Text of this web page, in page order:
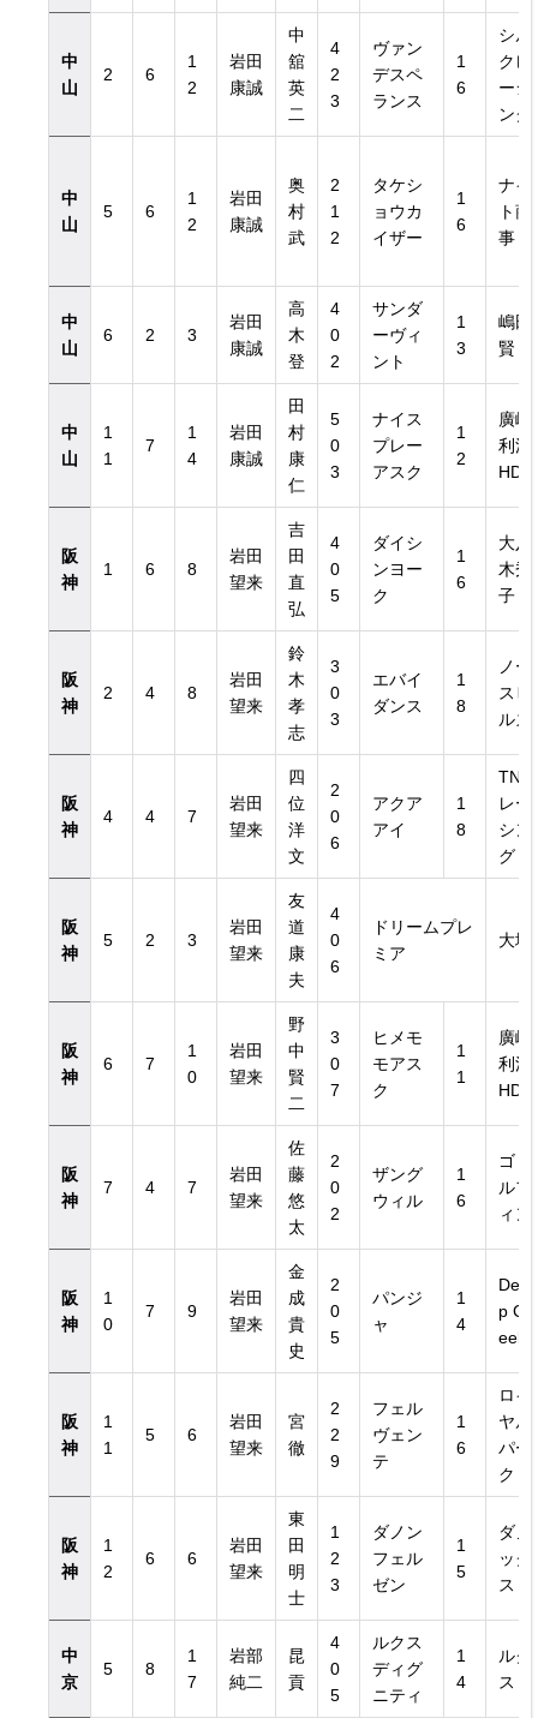
中
山
2 6
1
2
岩田
康誠
中
舘
英
二
4
2
3
ヴァン
デスペ
ランス
1
6
シル
クレ
ーシ
ング
中
山
5 6
1
2
岩田
康誠
奥
村
武
2
1
2
タケシ
ョウカ
イザー
1
6
ナイ
ト商
事
中
山
6 2 3
岩田
康誠
高
木
登
4
0
2
サンダ
ーヴィ
ント
1
3
嶋田
賢
中
山
1
1
7
1
4
岩田
康誠
田
村
康
仁
5
0
3
ナイス
プレー
アスク
1
2
廣崎
利洋
HD
阪
神
1 6 8
岩田
望来
吉
田
直
弘
4
0
5
ダイシ
ンヨー
ク
1
6
大八
木秀
子
阪
神
2 4 8
岩田
望来
鈴
木
孝
志
3
0
3
エバイ
ダンス
1
8
ノー
スヒ
ルズ
阪
神
4 4 7
岩田
望来
四
位
洋
文
2
0
6
アクア
アイ
1
8
TN
レー
シン
グ
阪
神
5 2 3
岩田
望来
友
道
康
夫
4
0
6
ドリームプレ
ミア
大塚
阪
神
6 7
1
0
岩田
望来
野
中
賢
二
3
0
7
ヒメモ
モアス
ク
1
1
廣崎
利洋
HD
阪
神
7 4 7
岩田
望来
佐
藤
悠
太
2
0
2
ザング
ウィル
1
6
ゴド
ルフ
ィン
阪
神
1
0
7 9
岩田
望来
金
成
貴
史
2
0
5
パンジ
ャ
1
4
Dee
p Cr
eek
阪
神
1
1
5 6
岩田
望来
宮
徹
2
2
9
フェル
ヴェン
テ
1
6
ロイ
ヤル
パー
ク
阪
神
1
2
6 6
岩田
望来
東
田
明
士
1
2
3
ダノン
フェル
ゼン
1
5
ダノ
ック
ス
中
京
5 8
1
7
岩部
純二
昆
貢
4
0
5
ルクス
ディグ
ニティ
1
4
ルク
ス